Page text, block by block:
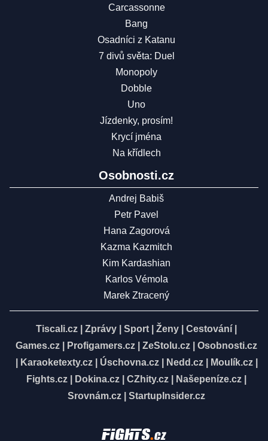
Carcassonne
Bang
Osadníci z Katanu
7 divů světa: Duel
Monopoly
Dobble
Uno
Jízdenky, prosím!
Krycí jména
Na křídlech
Osobnosti.cz
Andrej Babiš
Petr Pavel
Hana Zagorová
Kazma Kazmitch
Kim Kardashian
Karlos Vémola
Marek Ztracený
Tiscali.cz Zprávy Sport Ženy Cestování
Games.cz
Profigamers.cz ZeStolu.cz
Osobnosti.cz
Karaoketexty.cz| Úschovna.cz| Nedd.cz| Moulík.cz|
Fights.cz
Dokina.cz CZhity.cz Našepeníze.cz
Srovnám.cz
StartupInsider.cz